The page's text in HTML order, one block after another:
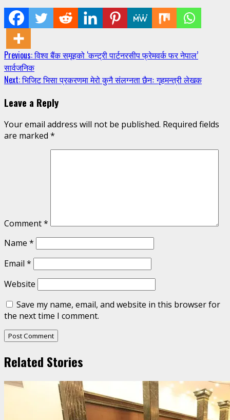
Continue
Reading
Previous:विश्व बैंक समूहको ‘कन्ट्री पार्टनरसीप फ्रेमवर्क फर नेपाल’
सार्वजनिक
Next:भिजिट भिसा प्रकरणमा मेरो कुनै संलग्नता छैनः गृहमन्त्री लेखक
Leave a Reply
Your email address will not be published. Required fields
are marked *
Comment*
Name *
Email *
Website
Save my name, email, and website in this browser for
the next time I comment.
Related Stories